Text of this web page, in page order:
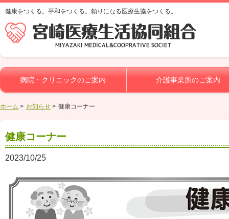
健康をつくる。平和をつくる。頼りになる医療生協をつくる。
病院・クリニックのご案内 介護事業所のご案内
ホーム お知らせ 健康コーナー
健康コーナー
2023/10/25